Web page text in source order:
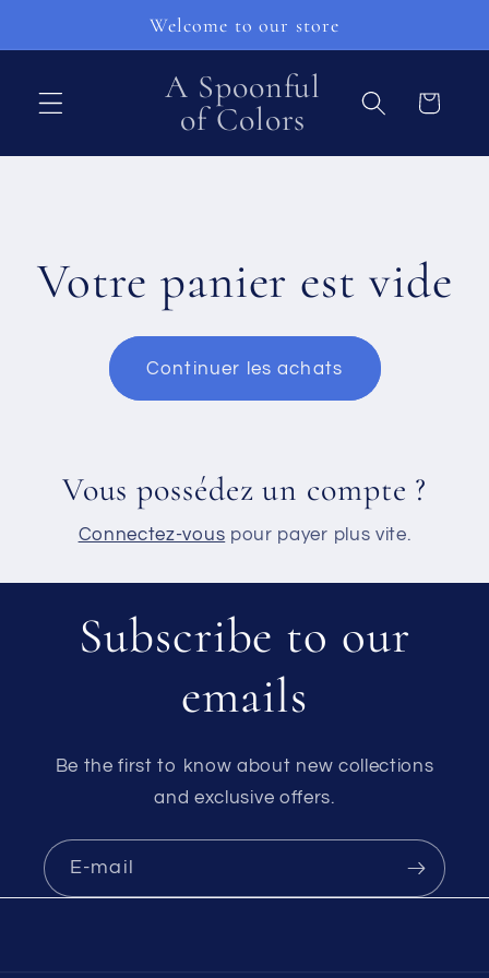
au
Welcome to our store
A Spoonful
of Colors
Panier
Votre panier est vide
Continuer les achats
Vous possédez un compte ?
Connectez-vous pour payer plus vite.
Subscribe to our
emails
Be the first to know about new collections
and exclusive offers.
E-mail